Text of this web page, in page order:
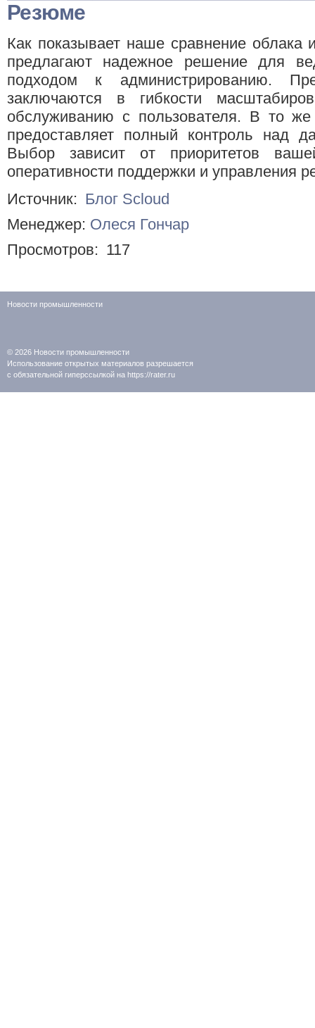
Резюме
Как показывает наше сравнение
предлагают надежное решение для
подходом к администрированию.
заключаются в гибкости
обслуживанию с пользователя. В то
предоставляет полный контроль над
Выбор зависит от приоритетов
оперативности поддержки и управления
Источник: Блог Scloud
Менеджер: Олеся Гончар
Просмотров: 117
Новости промышленности
© 2026 Новости промышленности
Использование открытых материалов разрешается
с обязательной гиперссылкой на https://rater.ru